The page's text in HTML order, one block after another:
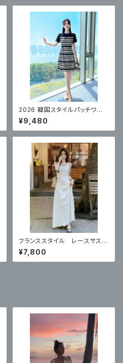
2026 韓国スタイルパッチワー
クストライプワンピース
¥9,480
フランススタイル レースサスペ
ンダードレス
¥7,800